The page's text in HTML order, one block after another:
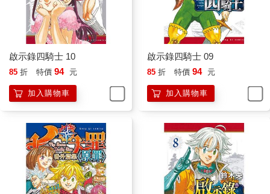
啟示錄四騎士 10
85 折 特價 94 元
加入購物車
啟示錄四騎士 09
85 折 特價 94 元
加入購物車